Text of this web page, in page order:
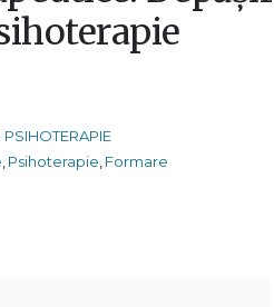
Psihoterapie Formare